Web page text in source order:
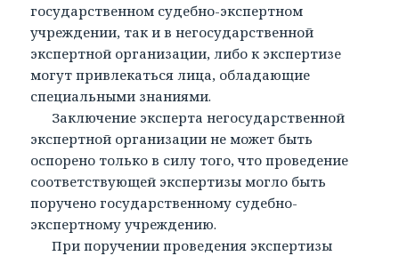
государственном судебно-экспертном
учреждении, так и в негосударственной
экспертной организации, либо к экспертизе
могут привлекаться лица, обладающие
специальными знаниями.
Заключение эксперта негосударственной
экспертной организации не может быть
оспорено только в силу того, что проведение
соответствующей экспертизы могло быть
поручено государственному судебно-
экспертному учреждению.
При поручении проведения экспертизы